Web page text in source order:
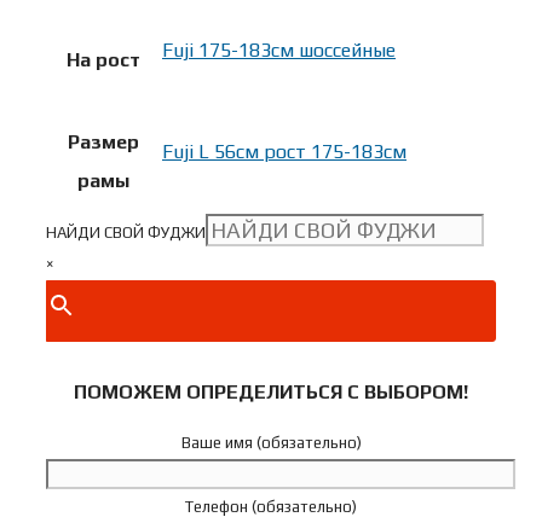
На рост Fuji 175-183см шоссейные
Размер
рамы
Fuji L 56см рост 175-183см
НАЙДИ СВОЙ ФУДЖИ
×
ПОМОЖЕМ ОПРЕДЕЛИТЬСЯ С ВЫБОРОМ!
Ваше имя (обязательно)
Телефон (обязательно)